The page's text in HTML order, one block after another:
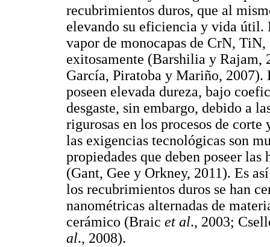
recubrimientos duros, que al
elevando su eficiencia y vida útil.
vapor de monocapas de CrN,
exitosamente (Barshilia y
García, Piratoba y Mariño, 2007).
poseen elevada dureza, bajo
desgaste, sin embargo, debido a
rigurosas en los procesos de
las exigencias tecnológicas son
propiedades que deben poseer
(Gant, Gee y Orkney, 2011). Es
los recubrimientos duros se han
nanométricas alternadas de
cerámico (Braic et al., 2003;
al., 2008).